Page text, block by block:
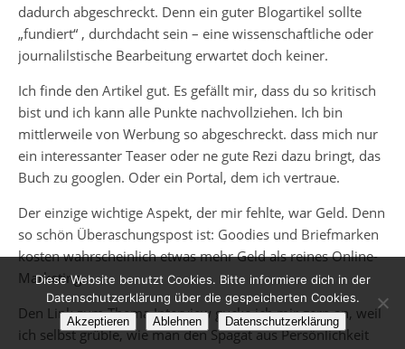
dadurch abgeschreckt. Denn ein guter Blogartikel sollte
„fundiert“ , durchdacht sein – eine wissenschaftliche oder
journalilstische Bearbeitung erwartet doch keiner.
Ich finde den Artikel gut. Es gefällt mir, dass du so kritisch
bist und ich kann alle Punkte nachvollziehen. Ich bin
mittlerweile von Werbung so abgeschreckt. dass mich nur
ein interessanter Teaser oder ne gute Rezi dazu bringt, das
Buch zu googlen. Oder ein Portal, dem ich vertraue.
Der einzige wichtige Aspekt, der mir fehlte, war Geld. Denn
so schön Überaschungspost ist: Goodies und Briefmarken
kosten wahrscheinlich etwas mehr Geld als reines Online-
Marketing.
Den Link zum Thema Interview gucke ich mir gern an, weil
ich selbst grüble, wie man den Spagat aus Persönlichkeit
Diese Website benutzt Cookies. Bitte informiere dich in der
Datenschutzerklärung über die gespeicherten Cookies.
Akzeptieren Ablehnen Datenschutzerklärung